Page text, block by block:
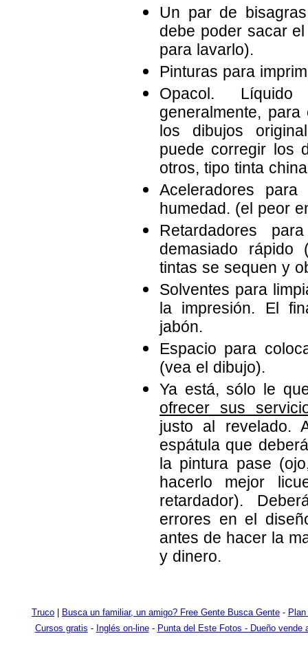
Un par de
debe poder sacar
para lavarlo).
Pinturas para
Opacol.
generalmente,
los dibujos
puede corregir los
otros, tipo tinta
Aceleradores
humedad. (el peor
Retardadores
demasiado
tintas se sequen y
Solventes para
la impresión. El
jabón.
Espacio para
(vea el dibujo).
Ya está, sólo le
ofrecer sus
justo al revelado.
espátula que
la pintura pase
hacerlo mejor
retardador).
errores en el
antes de hacer la
y dinero.
Truco Busca un familiar, un amigo? Free Gente Busca Gente -
Cursos gratis - Inglés on-line- Punta del Este Fotos - Dueño vende